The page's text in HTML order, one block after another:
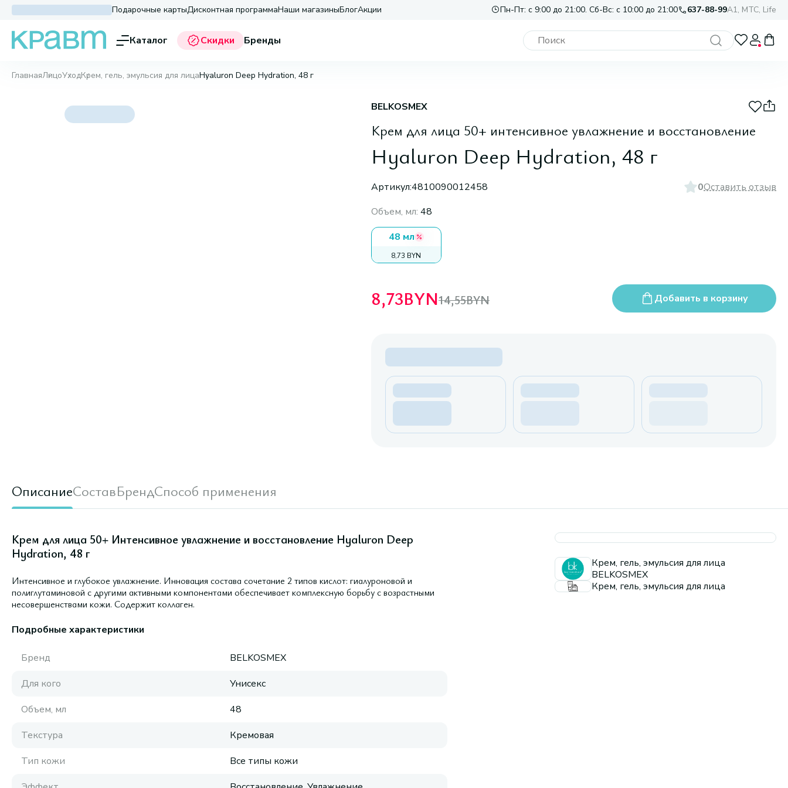
Подарочные картыДисконтная программаНаши магазиныБлогАкции Пн-Пт: с 9:00 до 21:00. Сб-Вс: с 10:00 до 21:00 637-88-99A1, МТС, Life
Каталог Скидки Бренды
ГлавнаяЛицоУходКрем, гель, эмульсия для лицаHyaluron Deep Hydration, 48 г
BELKOSMEX
Крем для лица 50+ интенсивное увлажнение и восстановление
Hyaluron Deep Hydration, 48 г
Артикул:4810090012458 0Оставить отзыв
Объем, мл: 48
48 мл
8,73 BYN
8,73BYN14,55BYN Добавить в корзину
ОписаниеСоставБрендСпособ применения
Крем для лица 50+ Интенсивное увлажнение и восстановление Hyaluron Deep
Hydration, 48 г
Интенсивное и глубокое увлажнение. Инновация состава сочетание 2 типов кислот: гиалуроновой и
полиглутаминовой с другими активными компонентами обеспечивает комплексную борьбу с возрастными
несовершенствами кожи. Содержит коллаген.
Подробные характеристики
Бренд
BELKOSMEX
Для кого
Унисекс
Объем, мл
48
Текстура
Кремовая
Тип кожи
Все типы кожи
Крем, гель, эмульсия для лица
BELKOSMEX
Крем, гель, эмульсия для лица